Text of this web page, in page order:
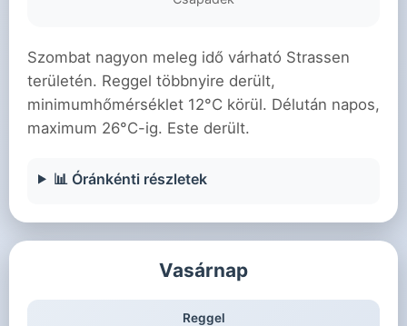
Szombat nagyon meleg idő várható Strassen
területén. Reggel többnyire derült,
minimumhőmérséklet 12°C körül. Délután napos,
maximum 26°C-ig. Este derült.
📊 Óránkénti részletek
Vasárnap
Reggel